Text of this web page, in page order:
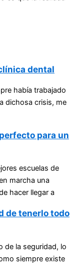
dental
había trabajado
dichosa crisis, me
para un
escuelas de
marcha una
hacer llegar a
de tenerlo todo
de la seguridad, lo
siempre existe